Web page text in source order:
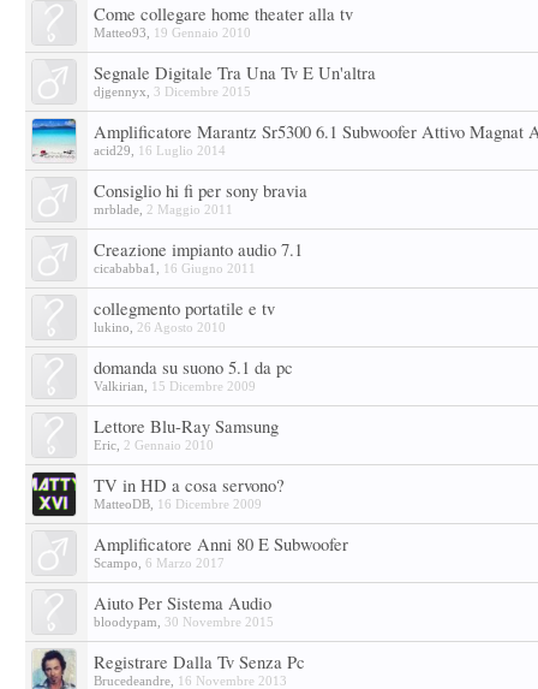
Come collegare home theater alla tv
Matteo93 19 Gennaio 2010
Segnale Digitale Tra Una Tv E Un'altra
djgennyx 3 Dicembre 2015
Amplificatore Marantz Sr5300 6.1 Subwoofer Attivo Magnat
acid29 16 Luglio 2014
Consiglio hi fi per sony bravia
mrblade 2 Maggio 2011
Creazione impianto audio 7.1
cicababba1 16 Giugno 2011
collegmento portatile e tv
lukino 26 Agosto 2010
domanda su suono 5.1 da pc
Valkirian 15 Dicembre 2009
Lettore Blu-Ray Samsung
Eric 2 Gennaio 2010
TV in HD a cosa servono?
MatteoDB 16 Dicembre 2009
Amplificatore Anni 80 E Subwoofer
Scampo 6 Marzo 2017
Aiuto Per Sistema Audio
bloodypam 30 Novembre 2015
Registrare Dalla Tv Senza Pc
Brucedeandre 16 Novembre 2013